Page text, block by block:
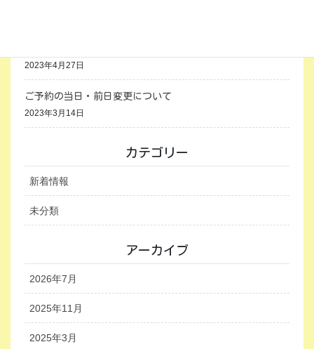
2023年4月27日
ご予約の当日・前日変更について
2023年3月14日
カテゴリー
新着情報
未分類
アーカイブ
2026年7月
2025年11月
2025年3月